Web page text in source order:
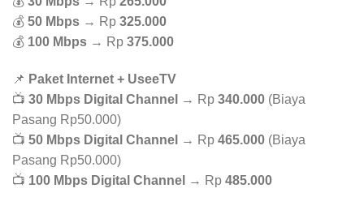
💰 50 Mbps → Rp 325.000
💰 100 Mbps → Rp 375.000
📌 Paket Internet + UseeTV
📺 30 Mbps Digital Channel → Rp 340.000 (Biaya
Pasang Rp50.000)
📺 50 Mbps Digital Channel → Rp 465.000 (Biaya
Pasang Rp50.000)
📺 100 Mbps Digital Channel → Rp 485.000